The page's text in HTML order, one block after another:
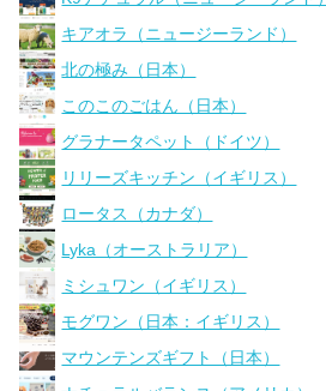
キアオラ（ニュージーランド）
北の極み（日本）
このこのごはん（日本）
グラナータペット（ドイツ）
リリーズキッチン（イギリス）
ロータス（カナダ）
Lyka（オーストラリア）
ミシュワン（イギリス）
モグワン（日本：イギリス）
マウンテンズギフト（日本）